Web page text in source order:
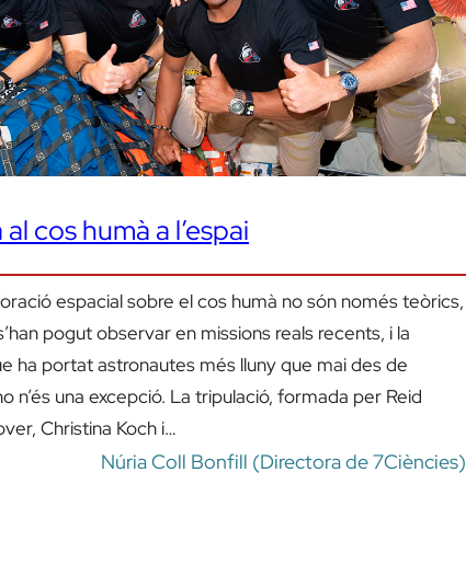
cos humà a l’espai
espacial sobre el cos humà no són només teòrics,
pogut observar en missions reals recents, i la
ha portat astronautes més lluny que mai des de
n’és una excepció. La tripulació, formada per Reid
Christina Koch i…
Núria Coll Bonfill (Directora de 7Ciències)